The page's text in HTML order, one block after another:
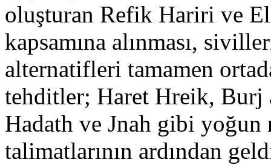
oluşturan Refik Hariri ve
kapsamına alınması,
alternatifleri tamamen
tehditler; Haret Hreik,
Hadath ve Jnah gibi yoğun
talimatlarının ardından